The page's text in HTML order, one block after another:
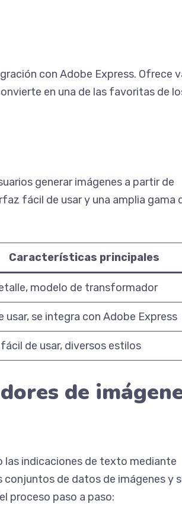
con Adobe Express. Ofrece
en una de las favoritas de
generar imágenes a partir de
fácil de usar y una amplia gama
Características principales
modelo de transformador
usar, se integra con Adobe Express
de usar, diversos estilos
de
las indicaciones de texto mediante
de datos de imágenes y
proceso paso a paso: